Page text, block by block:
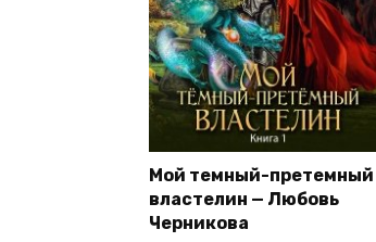
Мой темный-претемный
властелин — Любовь
Черникова